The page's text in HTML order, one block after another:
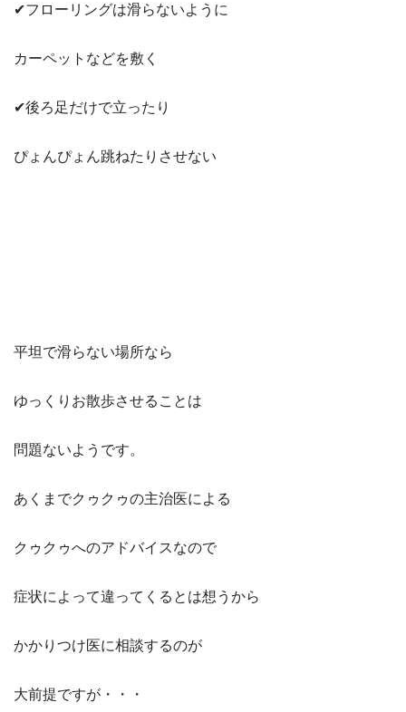
✔︎フローリングは滑らないように
カーペットなどを敷く
✔︎後ろ足だけで立ったり
ぴょんぴょん跳ねたりさせない
平坦で滑らない場所なら
ゆっくりお散歩させることは
問題ないようです。
あくまでクゥクゥの主治医による
クゥクゥへのアドバイスなので
症状によって違ってくるとは想うから
かかりつけ医に相談するのが
大前提ですが・・・